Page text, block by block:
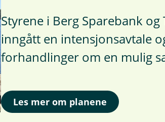
Styrene i Berg Sparebank
inngått en intensjonsavtale
forhandlinger om en mulig
Les mer om planene